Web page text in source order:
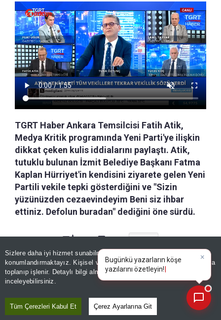
Sizlere daha iyi hizmet sunabilmek adına sitemizde
konumlandırmaktayız. Kişisel verileriniz, KVKK ve GDPR kapsamında
toplanıp işlenir. Detaylı bilgi almak içinAydınlatma Metnimizi
inceleyebilirsiniz.
Tüm Çerezleri Kabul Et Çerez Ayarlarına Git
TGRT Haber Ankara Temsilcisi Fatih Atik,
Medya Kritik programında Yeni Parti'ye ilişkin
dikkat çeken kulis iddialarını paylaştı. Atik,
tutuklu bulunan İzmit Belediye Başkanı Fatma
Kaplan Hürriyet'in kendisini ziyarete gelen Yeni
Partili vekile tepki gösterdiğini ve "Sizin
yüzünüzden cezaevindeyim Beni siz ihbar
ettiniz. Defolun buradan" dediğini öne sürdü.
TGRT Haber Ankara Temsilcisi Fatih
Atik, TGRT Haber ekranlarında
yayınlanan Medya Kritik programında
Yeni Parti'deki son gelişmelere
×
Bugünkü yazarların köşe
yazıları